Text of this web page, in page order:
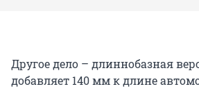
Другое дело – длиннобазная
добавляет 140 мм к длине